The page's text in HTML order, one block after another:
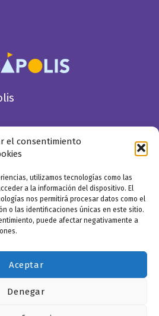
el consentimiento
utilizamos tecnologías como las
a la información del dispositivo. El
nos permitirá procesar datos como el
o las identificaciones únicas en este sitio.
puede afectar negativamente a
Aceptar
Denegar